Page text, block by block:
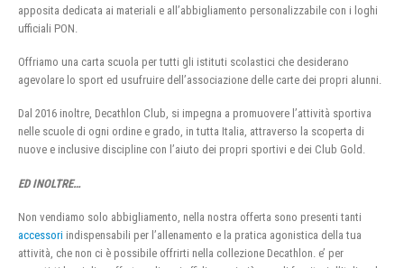
apposita dedicata ai materiali e all’abbigliamento personalizzabile con i loghi
ufficiali PON.
Offriamo una carta scuola per tutti gli istituti scolastici che desiderano
agevolare lo sport ed usufruire dell’associazione delle carte dei propri alunni.
Dal 2016 inoltre, Decathlon Club, si impegna a promuovere l’attività sportiva
nelle scuole di ogni ordine e grado, in tutta Italia, attraverso la scoperta di
nuove e inclusive discipline con l’aiuto dei propri sportivi e dei Club Gold.
ED INOLTRE…
Non vendiamo solo abbigliamento, nella nostra offerta sono presenti tanti
accessori indispensabili per l’allenamento e la pratica agonistica della tua
attività, che non ci è possibile offrirti nella collezione Decathlon. e’ per